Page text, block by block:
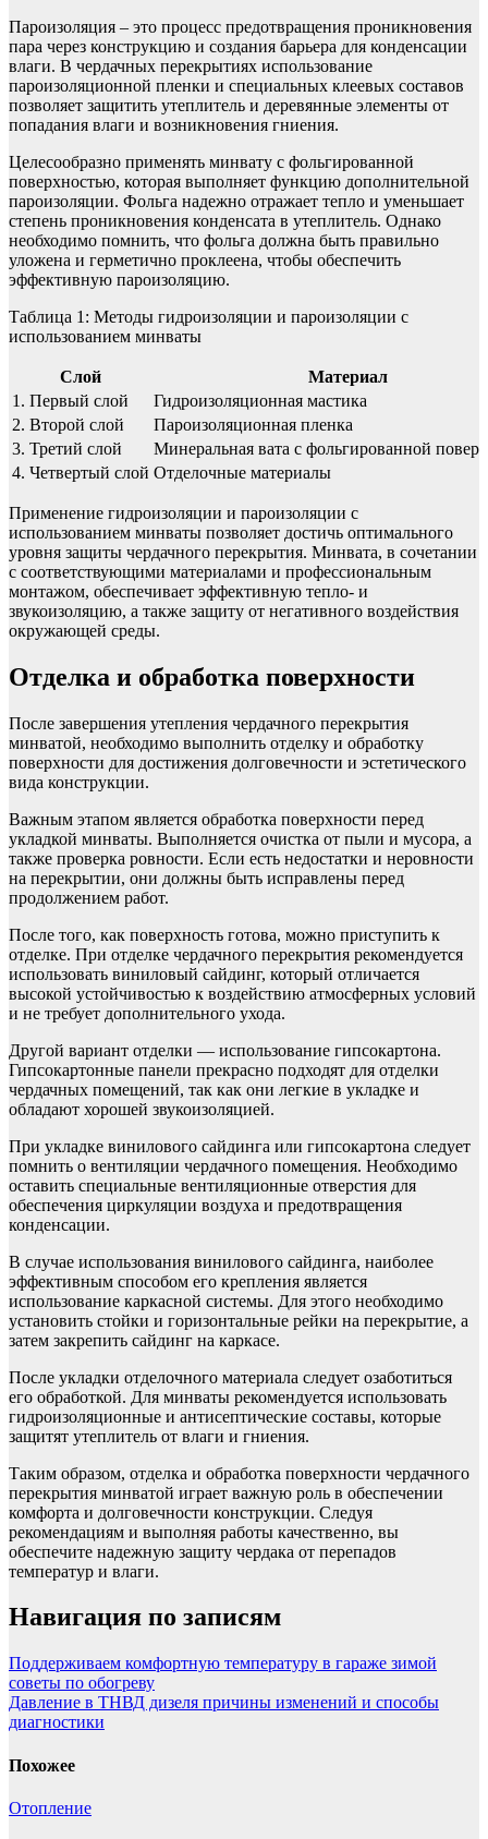
Пароизоляция – это процесс предотвращения проникновения
пара через конструкцию и создания барьера для конденсации
влаги. В чердачных перекрытиях использование
пароизоляционной пленки и специальных клеевых составов
позволяет защитить утеплитель и деревянные элементы от
попадания влаги и возникновения гниения.
Целесообразно применять минвату с фольгированной
поверхностью, которая выполняет функцию дополнительной
пароизоляции. Фольга надежно отражает тепло и уменьшает
степень проникновения конденсата в утеплитель. Однако
необходимо помнить, что фольга должна быть правильно
уложена и герметично проклеена, чтобы обеспечить
эффективную пароизоляцию.
Таблица 1: Методы гидроизоляции и пароизоляции с
использованием минваты
Слой
Материал
1. Первый слой
Гидроизоляционная мастика
2. Второй слой
Пароизоляционная пленка
3. Третий слой
Минеральная вата с фольгированной
4. Четвертый слой Отделочные материалы
Применение гидроизоляции и пароизоляции с
использованием минваты позволяет достичь оптимального
уровня защиты чердачного перекрытия. Минвата, в сочетании
с соответствующими материалами и профессиональным
монтажом, обеспечивает эффективную тепло- и
звукоизоляцию, а также защиту от негативного воздействия
окружающей среды.
Отделка и обработка поверхности
После завершения утепления чердачного перекрытия
минватой, необходимо выполнить отделку и обработку
поверхности для достижения долговечности и эстетического
вида конструкции.
Важным этапом является обработка поверхности перед
укладкой минваты. Выполняется очистка от пыли и мусора, а
также проверка ровности. Если есть недостатки и неровности
на перекрытии, они должны быть исправлены перед
продолжением работ.
После того, как поверхность готова, можно приступить к
отделке. При отделке чердачного перекрытия рекомендуется
использовать виниловый сайдинг, который отличается
высокой устойчивостью к воздействию атмосферных условий
и не требует дополнительного ухода.
Другой вариант отделки — использование гипсокартона.
Гипсокартонные панели прекрасно подходят для отделки
чердачных помещений, так как они легкие в укладке и
обладают хорошей звукоизоляцией.
При укладке винилового сайдинга или гипсокартона следует
помнить о вентиляции чердачного помещения. Необходимо
оставить специальные вентиляционные отверстия для
обеспечения циркуляции воздуха и предотвращения
конденсации.
В случае использования винилового сайдинга, наиболее
эффективным способом его крепления является
использование каркасной системы. Для этого необходимо
установить стойки и горизонтальные рейки на перекрытие, а
затем закрепить сайдинг на каркасе.
После укладки отделочного материала следует озаботиться
его обработкой. Для минваты рекомендуется использовать
гидроизоляционные и антисептические составы, которые
защитят утеплитель от влаги и гниения.
Таким образом, отделка и обработка поверхности чердачного
перекрытия минватой играет важную роль в обеспечении
комфорта и долговечности конструкции. Следуя
рекомендациям и выполняя работы качественно, вы
обеспечите надежную защиту чердака от перепадов
температур и влаги.
Навигация по записям
Поддерживаем комфортную температуру в гараже зимой
советы по обогреву
Давление в ТНВД дизеля причины изменений и способы
диагностики
Похожее
Отопление